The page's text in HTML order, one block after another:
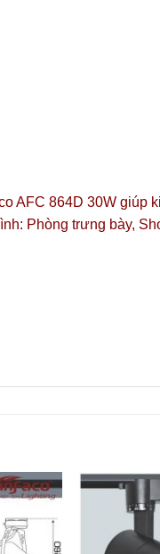
AFC 864D 30W giúp
Phòng trưng bày,